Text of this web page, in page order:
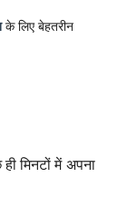
के लिए बेहतरीन
मिनटों में अपना